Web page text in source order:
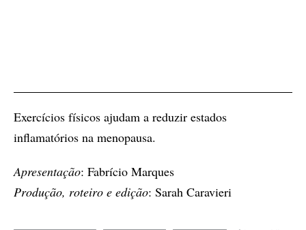
Exercícios físicos ajudam a reduzir estados
inflamatórios na menopausa.
Apresentação: Fabrício Marques
Produção, roteiro e edição: Sarah Caravieri